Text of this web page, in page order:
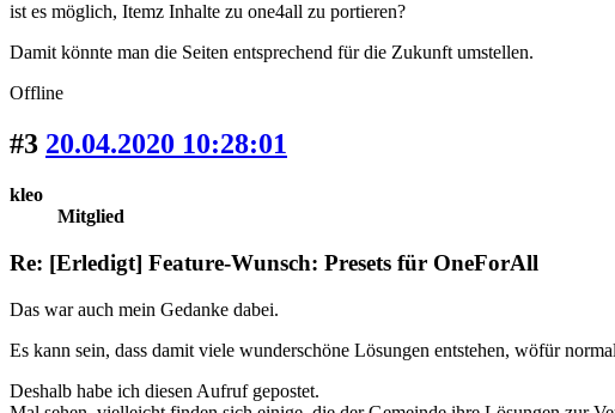
ist es möglich, Itemz Inhalte zu one4all zu portieren?
Damit könnte man die Seiten entsprechend für die Zukunft umstellen.
Offline
#3 20.04.2020 10:28:01
kleo
Mitglied
Re: [Erledigt] Feature-Wunsch: Presets für OneForAll
Das war auch mein Gedanke dabei.
Es kann sein, dass damit viele wunderschöne Lösungen entstehen, wöfür
Deshalb habe ich diesen Aufruf gepostet.